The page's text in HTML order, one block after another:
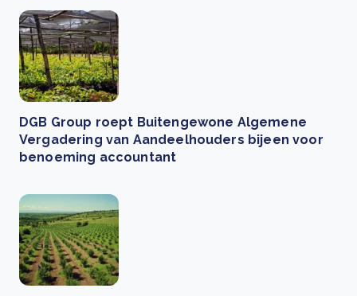
DGB Group roept Buitengewone Algemene
Vergadering van Aandeelhouders bijeen voor
benoeming accountant